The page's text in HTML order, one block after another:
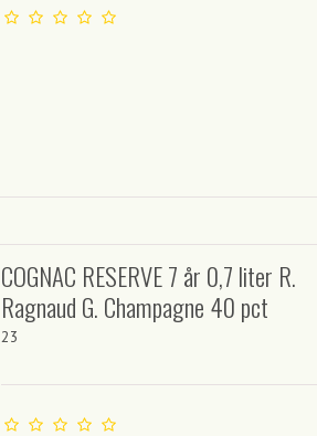
COGNAC RESERVE 7 år 0,7 liter R.
Ragnaud G. Champagne 40 pct
23